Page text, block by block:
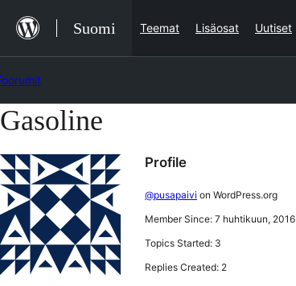
sisältöön
Suomi Teemat Lisäosat Uutiset
Skip
content
Gasoline
Profile
@pusapaivi on WordPress.org
Member Since: 7 huhtikuun, 2016
Topics Started: 3
Replies Created: 2